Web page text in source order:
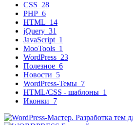
CSS 28
PHP 6
HTML 14
jQuery 31
JavaScript 1
MooTools 1
WordPress 23
Полезное 6
Новости 5
WordPress-Темы 7
HTML/CSS - шаблоны 1
Иконки 7